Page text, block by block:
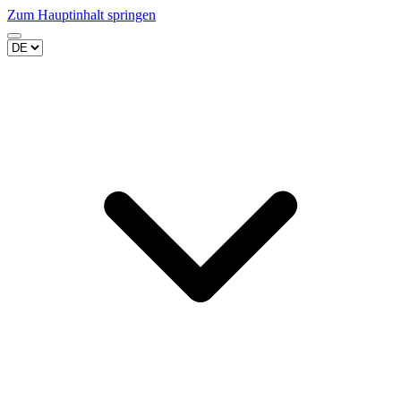
Zum Hauptinhalt springen